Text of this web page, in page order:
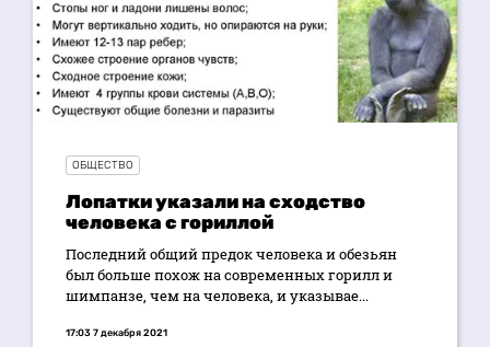
ОБЩЕСТВО
Лопатки указали на сходство
человека с гориллой
Последний общий предок человека и обезьян
был больше похож на современных горилл и
шимпанзе, чем на человека, и указывае...
17:03 7 декабря 2021